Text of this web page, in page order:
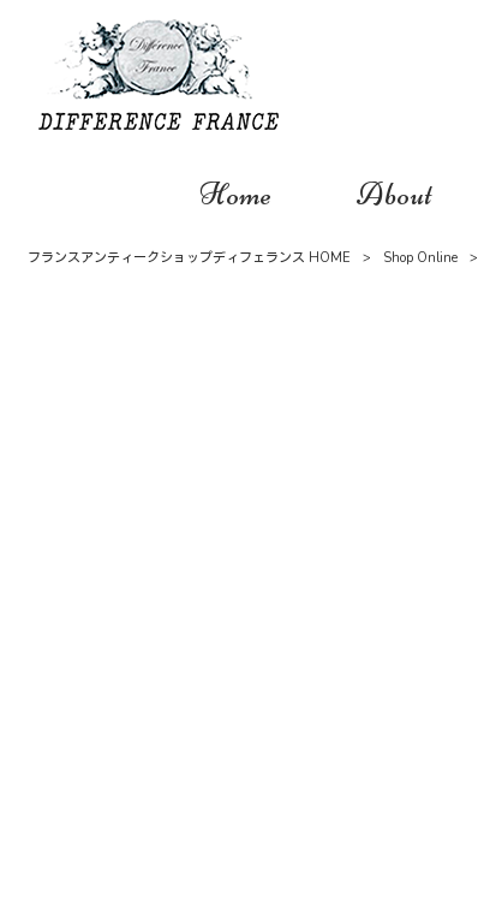
Home About
フランスアンティークショップディフェランス HOME > Shop Online >